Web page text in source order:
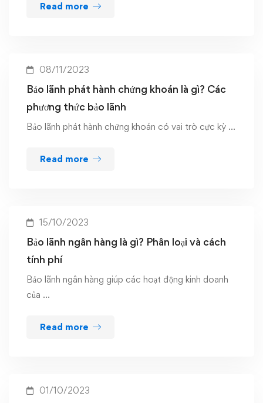
Read more
08/11/2023
Bảo lãnh phát hành chứng khoán là gì? Các
phương thức bảo lãnh
Bảo lãnh phát hành chứng khoán có vai trò cực kỳ …
Read more
15/10/2023
Bảo lãnh ngân hàng là gì? Phân loại và cách
tính phí
Bảo lãnh ngân hàng giúp các hoạt động kinh doanh
của …
Read more
01/10/2023